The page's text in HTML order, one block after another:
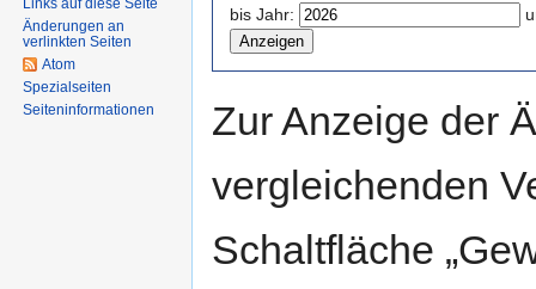
springen
springen
bis Jahr:
Zur Anzeige der
vergleichenden
Schaltfläche
Änderungen an
verlinkten Seiten
Atom
Spezialseiten
Seiten­informationen